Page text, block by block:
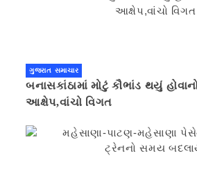
ગુજરાત સમાચાર
બનાસકાંઠામાં મોટું કૌભાંડ થયું
આક્ષેપ,વાંચો વિગત